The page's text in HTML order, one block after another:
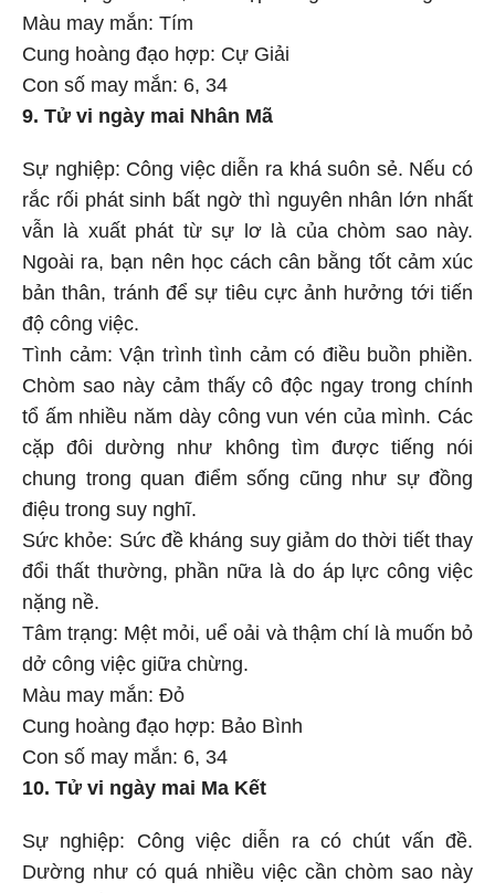
Màu may mắn: Tím
Cung hoàng đạo hợp: Cự Giải
Con số may mắn: 6, 34
9. Tử vi ngày mai Nhân Mã
Sự nghiệp: Công việc diễn ra khá suôn sẻ. Nếu có
rắc rối phát sinh bất ngờ thì nguyên nhân lớn nhất
vẫn là xuất phát từ sự lơ là của chòm sao này.
Ngoài ra, bạn nên học cách cân bằng tốt cảm xúc
bản thân, tránh để sự tiêu cực ảnh hưởng tới tiến
độ công việc.
Tình cảm: Vận trình tình cảm có điều buồn phiền.
Chòm sao này cảm thấy cô độc ngay trong chính
tổ ấm nhiều năm dày công vun vén của mình. Các
cặp đôi dường như không tìm được tiếng nói
chung trong quan điểm sống cũng như sự đồng
điệu trong suy nghĩ.
Sức khỏe: Sức đề kháng suy giảm do thời tiết thay
đổi thất thường, phần nữa là do áp lực công việc
nặng nề.
Tâm trạng: Mệt mỏi, uể oải và thậm chí là muốn bỏ
dở công việc giữa chừng.
Màu may mắn: Đỏ
Cung hoàng đạo hợp: Bảo Bình
Con số may mắn: 6, 34
10. Tử vi ngày mai Ma Kết
Sự nghiệp: Công việc diễn ra có chút vấn đề.
Dường như có quá nhiều việc cần chòm sao này